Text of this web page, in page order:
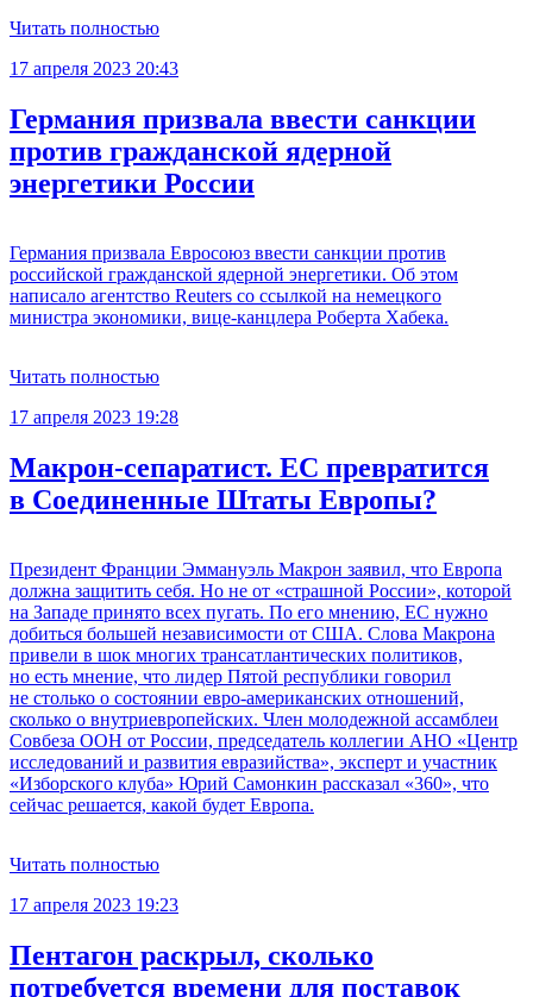
Читать полностью
17 апреля 2023 20:43
Германия призвала ввести санкции
против гражданской ядерной
энергетики России
Германия призвала Евросоюз ввести санкции против
российской гражданской ядерной энергетики. Об этом
написало агентство Reuters со ссылкой на немецкого
министра экономики, вице-канцлера Роберта Хабека.
Читать полностью
17 апреля 2023 19:28
Макрон-сепаратист. ЕС превратится
в Соединенные Штаты Европы?
Президент Франции Эммануэль Макрон заявил, что Европа
должна защитить себя. Но не от «страшной России», которой
на Западе принято всех пугать. По его мнению, ЕС нужно
добиться большей независимости от США. Слова Макрона
привели в шок многих трансатлантических политиков,
но есть мнение, что лидер Пятой республики говорил
не столько о состоянии евро-американских отношений,
сколько о внутриевропейских. Член молодежной ассамблеи
Совбеза ООН от России, председатель коллегии АНО «Центр
исследований и развития евразийства», эксперт и участник
«Изборского клуба» Юрий Самонкин рассказал «360», что
сейчас решается, какой будет Европа.
Читать полностью
17 апреля 2023 19:23
Пентагон раскрыл, сколько
потребуется времени для поставок